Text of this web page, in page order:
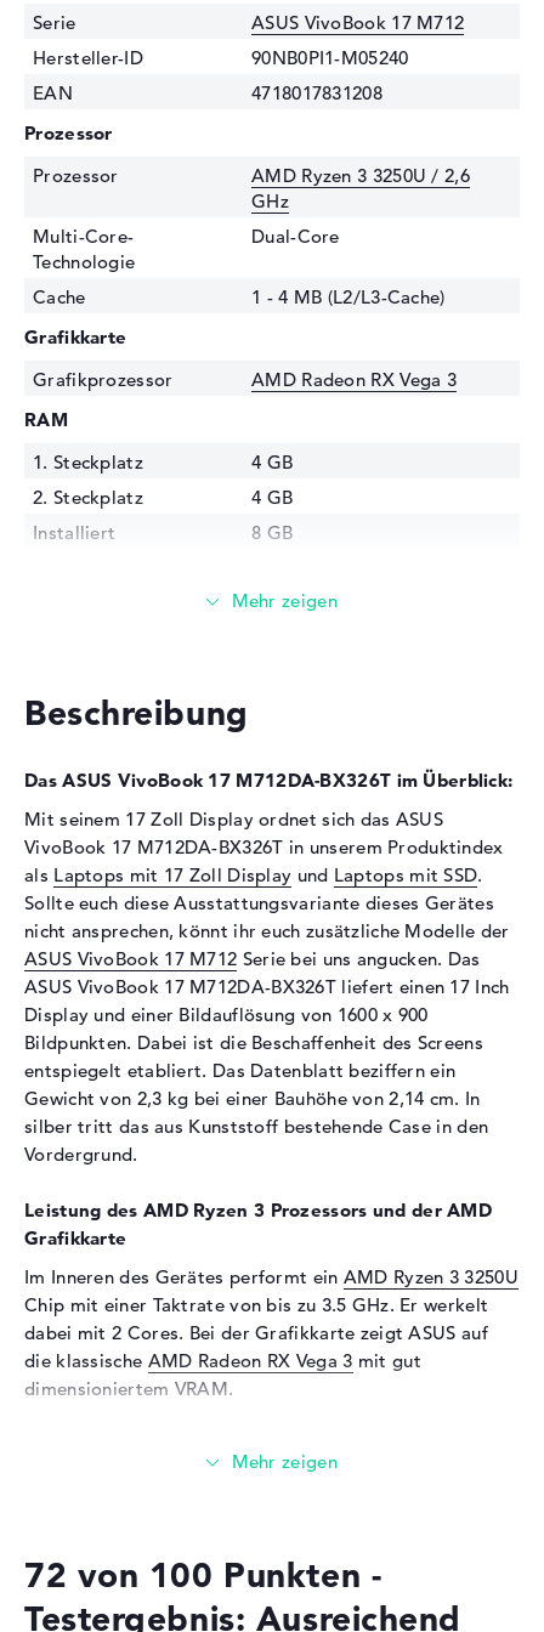
Serie
ASUS VivoBook 17 M712
Hersteller-ID
90NB0PI1-M05240
EAN
4718017831208
Prozessor
Prozessor
AMD Ryzen 3 3250U / 2,6
GHz
Multi-Core-
Technologie
Dual-Core
Cache
1 - 4 MB (L2/L3-Cache)
Grafikkarte
Grafikprozessor
AMD Radeon RX Vega 3
RAM
1. Steckplatz
4 GB
2. Steckplatz
4 GB
Installiert
8 GB
2400 MHz
Schnittstelle
Laufwerks-Typ
ohne Laufwerk
Display-Typ
17" TFT
Max. Auflösung
1600 x 900
Auflösungstyp
WSXGA
Besonderheiten
Display, entspiegelt, LED-
Hintergrundbeleuchtung
Kartenleser
Unterstützte Flash-
Speicherkarten
microSD
Audio
Soundkarte
ASUS SonicMaster
Technology
Webcam
Sensorauflösung
0,9 MP
Eingabegeräte
Tastatur
802.11g, 802.11n
Bluetooth
Bluetooth 4.1
Beschreibung
Das ASUS VivoBook 17 M712DA-BX326T im Überblick:
Mit seinem 17 Zoll Display ordnet sich das ASUS
VivoBook 17 M712DA-BX326T in unserem Produktindex
als Laptops mit 17 Zoll Display und Laptops mit SSD.
Sollte euch diese Ausstattungsvariante dieses Gerätes
nicht ansprechen, könnt ihr euch zusätzliche Modelle der
ASUS VivoBook 17 M712 Serie bei uns angucken. Das
ASUS VivoBook 17 M712DA-BX326T liefert einen 17 Inch
Display und einer Bildauflösung von 1600 x 900
Bildpunkten. Dabei ist die Beschaffenheit des Screens
entspiegelt etabliert. Das Datenblatt beziffern ein
Gewicht von 2,3 kg bei einer Bauhöhe von 2,14 cm. In
silber tritt das aus Kunststoff bestehende Case in den
Vordergrund.
Leistung des AMD Ryzen 3 Prozessors und der AMD
Grafikkarte
Im Inneren des Gerätes performt ein AMD Ryzen 3 3250U
Chip mit einer Taktrate von bis zu 3.5 GHz. Er werkelt
dabei mit 2 Cores. Bei der Grafikkarte zeigt ASUS auf
die klassische AMD Radeon RX Vega 3 mit gut
dimensioniertem VRAM.
eingesetzt. Der Hersteller erlaubt in diesem Notebook
und Fotos sichert ihr auf der verbauten 256 GB SSD
72 von 100 Punkten -
Testergebnis: Ausreichend